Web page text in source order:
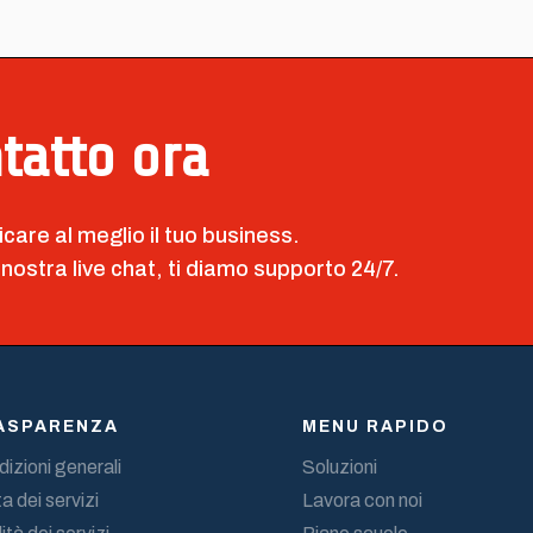
ora
al meglio il tuo business.
live chat, ti diamo supporto 24/7.
generali
dei servizi
MENU RAPIDO
Soluzioni
Lavora con noi